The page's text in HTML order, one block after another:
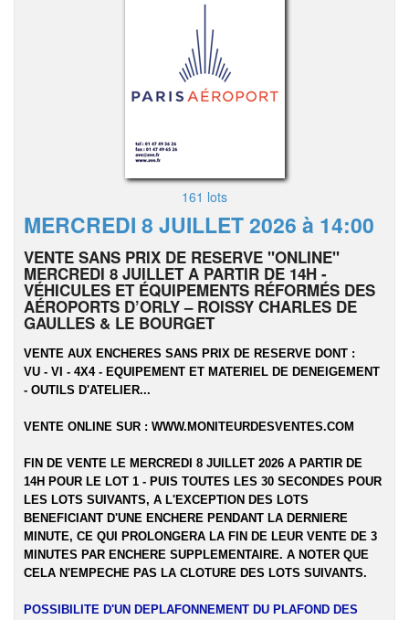
161 lots
MERCREDI 8 JUILLET 2026 à 14:00
VENTE SANS PRIX DE RESERVE "ONLINE"
MERCREDI 8 JUILLET A PARTIR DE 14H -
VÉHICULES ET ÉQUIPEMENTS RÉFORMÉS DES
AÉROPORTS D’ORLY – ROISSY CHARLES DE
GAULLES & LE BOURGET
VENTE AUX ENCHERES SANS PRIX DE RESERVE DONT :
VU - VI - 4X4 - EQUIPEMENT ET MATERIEL DE DENEIGEMENT
- OUTILS D'ATELIER...
VENTE ONLINE SUR : WWW.MONITEURDESVENTES.COM
FIN DE VENTE LE MERCREDI 8 JUILLET 2026 A PARTIR DE
14H POUR LE LOT 1 - PUIS TOUTES LES 30 SECONDES POUR
LES LOTS SUIVANTS, A L'EXCEPTION DES LOTS
BENEFICIANT D'UNE ENCHERE PENDANT LA DERNIERE
MINUTE, CE QUI PROLONGERA LA FIN DE LEUR VENTE DE 3
MINUTES PAR ENCHERE SUPPLEMENTAIRE. A NOTER QUE
CELA N'EMPECHE PAS LA CLOTURE DES LOTS SUIVANTS.
POSSIBILITE D'UN DEPLAFONNEMENT DU PLAFOND DES